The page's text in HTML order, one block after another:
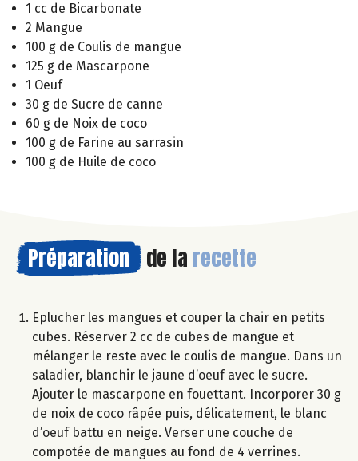
1 cc de Bicarbonate
2 Mangue
100 g de Coulis de mangue
125 g de Mascarpone
1 Oeuf
30 g de Sucre de canne
60 g de Noix de coco
100 g de Farine au sarrasin
100 g de Huile de coco
Préparation de la recette
Eplucher les mangues et couper la chair en petits
cubes. Réserver 2 cc de cubes de mangue et
mélanger le reste avec le coulis de mangue. Dans un
saladier, blanchir le jaune d’oeuf avec le sucre.
Ajouter le mascarpone en fouettant. Incorporer 30 g
de noix de coco râpée puis, délicatement, le blanc
d’oeuf battu en neige. Verser une couche de
compotée de mangues au fond de 4 verrines.